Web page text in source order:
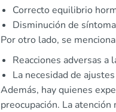
Correcto equilibrio
Disminución de
Por otro lado, se
Reacciones adversas
La necesidad de
Además, hay quienes
preocupación. La